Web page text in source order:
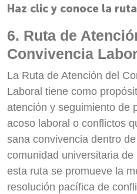
Haz clic y conoce la ruta
6. Ruta de
Convivencia
La Ruta de Atención del
Laboral tiene como
atención y seguimiento de
acoso laboral o conflictos
sana convivencia dentro
comunidad universitaria de
esta ruta se promueve la
resolución pacífica de